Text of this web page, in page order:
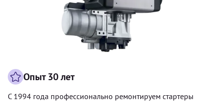
Опыт 30 лет
С 1994 года профессионально ремонтируем стартеры